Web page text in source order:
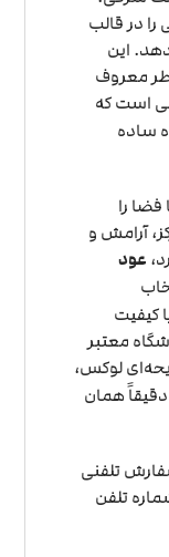
در قالب
این
معروف
است که
ساده
فضا را
آرامش و
عود
کیفیت
معتبر
لوکس،
همان
تلفنی
تلفن